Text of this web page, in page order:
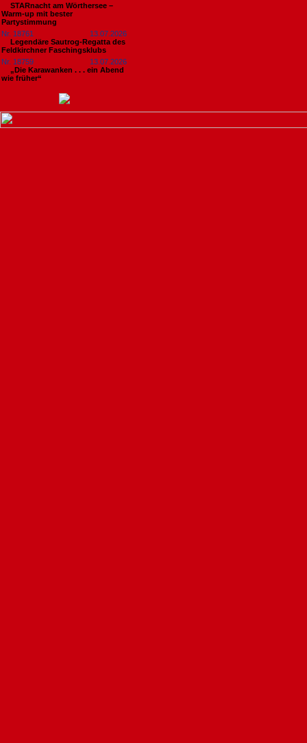
STARnacht am Wörthersee –
Warm-up mit bester
Partystimmung
Nr. 18761
13.07.2026
Legendäre Sautrog-Regatta des
Feldkirchner Faschingsklubs
Nr. 18759
13.07.2026
„Die Karawanken . . . ein Abend
wie früher“